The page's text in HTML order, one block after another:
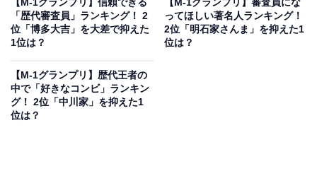
【M-1グランプリ】信頼できる
「歴代審査員」ランキング！ 2
位「博多大吉」を大差で抑えた
1位は？
【M-1グランプリ】審査員にな
ってほしい著名人ランキング！
2位「明石家さんま」を抑えた1
位は？
【M-1グランプリ】歴代王者の
中で「好きなコンビ」ランキン
グ！ 2位「中川家」を抑えた1
位は？